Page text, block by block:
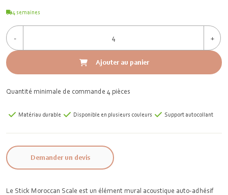
4 semaines
- +
Ajouter au panier
Quantité minimale de commande 4 pièces
Matériau durable Disponible en plusieurs couleurs Support autocollant
Demander un devis
Le Stick Moroccan Scale est un élément mural acoustique auto-adhésif